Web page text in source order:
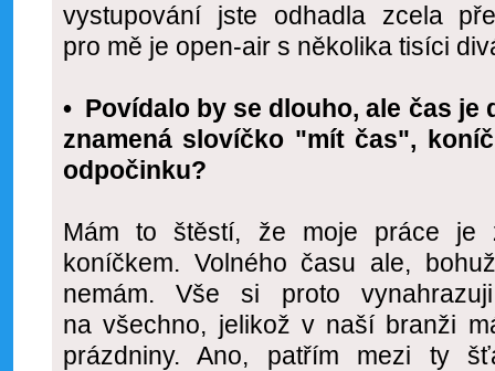
vystupování jste odhadla zcela
pro mě je open-air s několika tisíci
• Povídalo by se dlouho, ale čas je
znamená slovíčko "mít čas",
odpočinku?
Mám to štěstí, že moje práce je
koníčkem. Volného času ale,
nemám. Vše si proto
na všechno, jelikož v naší branži
prázdniny. Ano, patřím mezi ty